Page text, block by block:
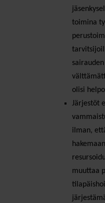
toimina
olisi
Järjestöt
ilman,
muuttaa